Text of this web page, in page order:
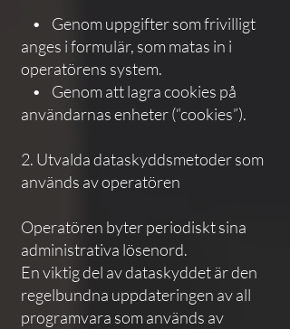
• Genom uppgifter som frivilligt
anges i formulär, som matas in i
operatörens system.
• Genom att lagra cookies på
användarnas enheter (“cookies”).
2. Utvalda dataskyddsmetoder som
används av operatören
Operatören byter periodiskt sina
administrativa lösenord.
En viktig del av dataskyddet är den
regelbundna uppdateringen av all
programvara som används av